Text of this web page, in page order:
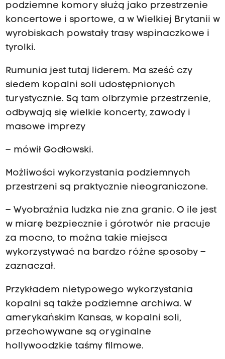
podziemne komory służą jako przestrzenie
koncertowe i sportowe, a w Wielkiej Brytanii w
wyrobiskach powstały trasy wspinaczkowe i
tyrolki.
Rumunia jest tutaj liderem. Ma sześć czy
siedem kopalni soli udostępnionych
turystycznie. Są tam olbrzymie przestrzenie,
odbywają się wielkie koncerty, zawody i
masowe imprezy
– mówił Godłowski.
Możliwości wykorzystania podziemnych
przestrzeni są praktycznie nieograniczone.
– Wyobraźnia ludzka nie zna granic. O ile jest
w miarę bezpiecznie i górotwór nie pracuje
za mocno, to można takie miejsca
wykorzystywać na bardzo różne sposoby –
zaznaczał.
Przykładem nietypowego wykorzystania
kopalni są także podziemne archiwa. W
amerykańskim Kansas, w kopalni soli,
przechowywane są oryginalne
hollywoodzkie taśmy filmowe.